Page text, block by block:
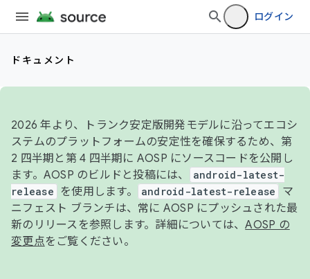
ログイン
ドキュメント
2026 年より、トランク安定版開発モデルに沿ってエコシ
ステムのプラットフォームの安定性を確保するため、第
2 四半期と第 4 四半期に AOSP にソースコードを公開し
ます。AOSP のビルドと投稿には、
android-latest-
release
を使用します。 android-latest-release
マ
ニフェスト ブランチは、常に AOSP にプッシュされた最
新のリリースを参照します。詳細については、AOSP の
変更点をご覧ください。